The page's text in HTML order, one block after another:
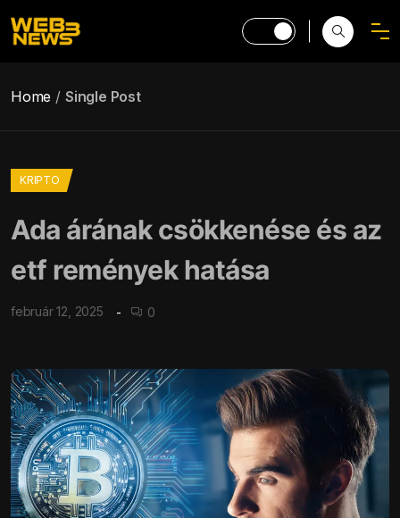
Home Single Post
KRIPTO
Ada árának csökkenése és az
etf remények hatása
február 12, 2025 0